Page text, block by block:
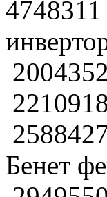
4748311
Бенет